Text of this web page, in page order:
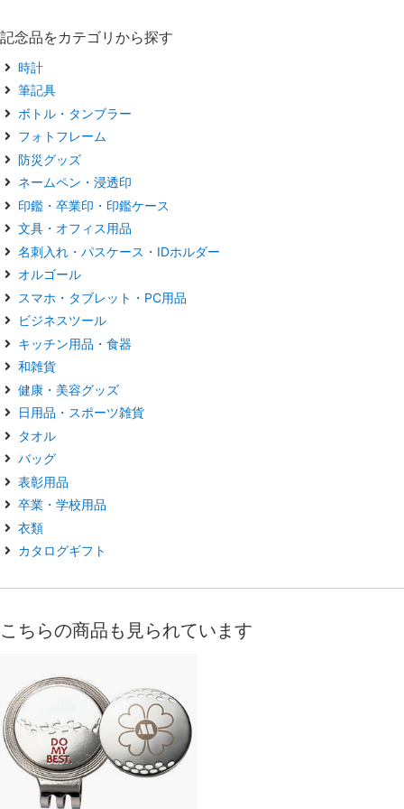
記念品をカテゴリから探す
時計
筆記具
ボトル・タンブラー
フォトフレーム
防災グッズ
ネームペン・浸透印
印鑑・卒業印・印鑑ケース
文具・オフィス用品
名刺入れ・パスケース・IDホルダー
オルゴール
スマホ・タブレット・PC用品
ビジネスツール
キッチン用品・食器
和雑貨
健康・美容グッズ
日用品・スポーツ雑貨
タオル
バッグ
表彰用品
卒業・学校用品
衣類
カタログギフト
こちらの商品も見られています